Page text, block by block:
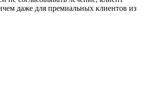
даже для премиальных клиентов из